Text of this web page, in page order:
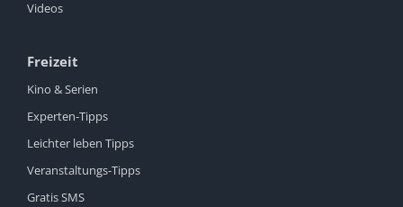
Videos
Freizeit
Kino & Serien
Experten-Tipps
Leichter leben Tipps
Veranstaltungs-Tipps
Gratis SMS